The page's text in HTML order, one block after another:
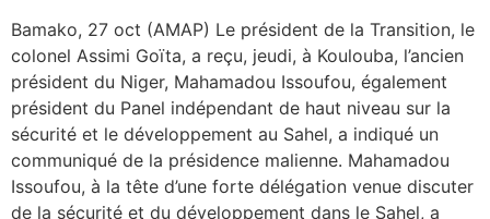
Bamako, 27 oct (AMAP) Le président de la Transition, le
colonel Assimi Goïta, a reçu, jeudi, à Koulouba, l’ancien
président du Niger, Mahamadou Issoufou, également
président du Panel indépendant de haut niveau sur la
sécurité et le développement au Sahel, a indiqué un
communiqué de la présidence malienne. Mahamadou
Issoufou, à la tête d’une forte délégation venue discuter
de la sécurité et du développement dans le Sahel, a